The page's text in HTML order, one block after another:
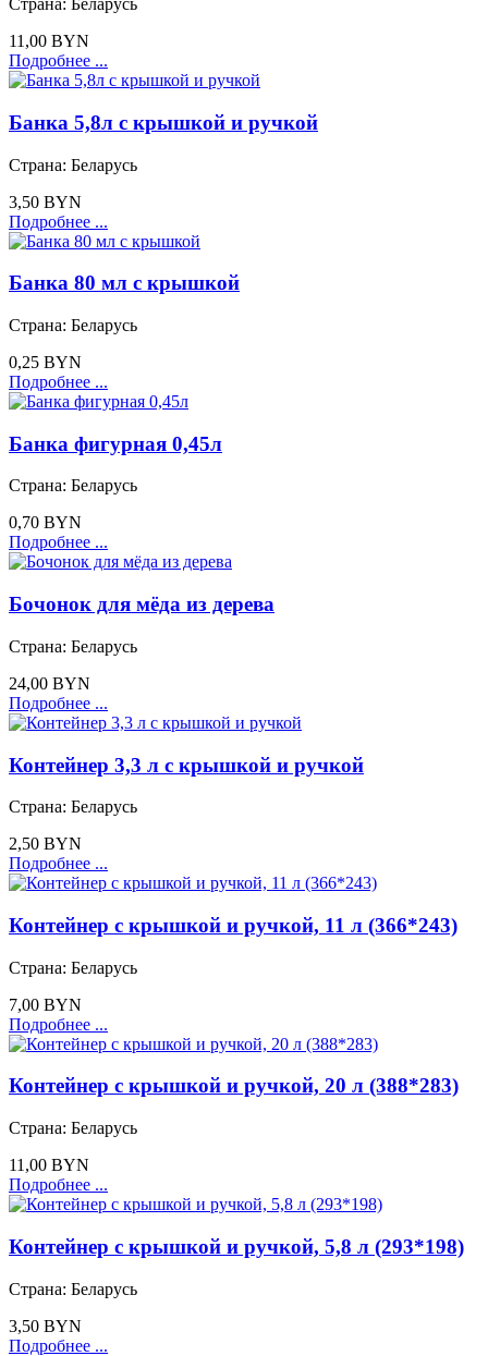
Страна: Беларусь
11,00 BYN
Подробнее ...
Банка 5,8л с крышкой и ручкой
Страна: Беларусь
3,50 BYN
Подробнее ...
Банка 80 мл с крышкой
Страна: Беларусь
0,25 BYN
Подробнее ...
Банка фигурная 0,45л
Страна: Беларусь
0,70 BYN
Подробнее ...
Бочонок для мёда из дерева
Страна: Беларусь
24,00 BYN
Подробнее ...
Контейнер 3,3 л с крышкой и ручкой
Страна: Беларусь
2,50 BYN
Подробнее ...
Контейнер с крышкой и ручкой, 11 л (366*243)
Страна: Беларусь
7,00 BYN
Подробнее ...
Контейнер с крышкой и ручкой, 20 л (388*283)
Страна: Беларусь
11,00 BYN
Подробнее ...
Контейнер с крышкой и ручкой, 5,8 л (293*198)
Страна: Беларусь
3,50 BYN
Подробнее ...